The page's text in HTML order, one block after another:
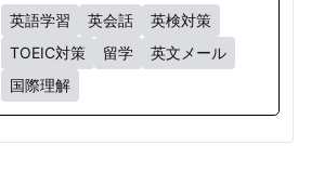
英語学習 英会話
英検対策
TOEIC対策
留学
英文メール
国際理解